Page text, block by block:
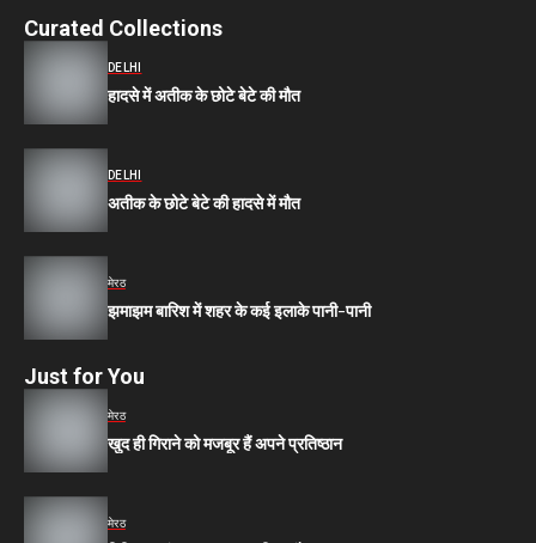
Curated Collections
DELHI
हादसे में अतीक के छोटे बेटे की मौत
DELHI
अतीक के छोटे बेटे की हादसे में मौत
मेरठ
झमाझम बारिश में शहर के कई इलाके पानी-पानी
Just for You
मेरठ
खुद ही गिराने को मजबूर हैं अपने प्रतिष्ठान
मेरठ